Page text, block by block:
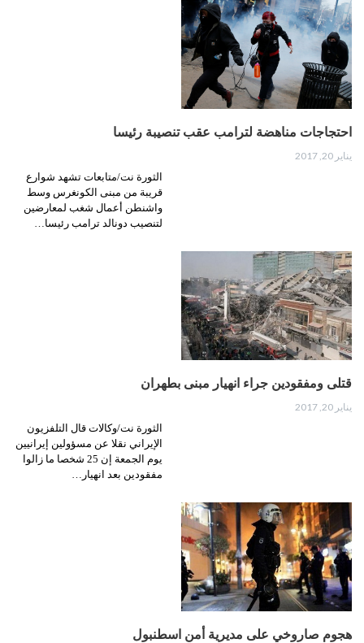
احتجاجات مناهضة لترامب عقب تنصيبة رئيسا
يناير 20, 2017
الثورة نت/متابعات تشهد شوارع
قريبة من مبنى الكونغرس وسط
واشنطن أعمال شغب لمعارضين
لتنصيب دونالد ترامب رئيسا…
قتلى ومفقودين جراء انهيار مبنى بطهران
يناير 20, 2017
الثورة نت/وكالات قال التلفزيون
الإيراني نقلا عن مسؤولين إيرانيين
يوم الجمعة إن 25 شخصا ما زالوا
مفقودين بعد انهيار…
هجوم صاروخي على مديرية أمن اسطنبول